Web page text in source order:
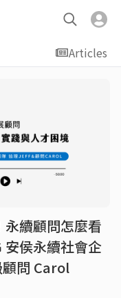
Articles
續顧問怎麼看
安侯永續社會企
問 Carol